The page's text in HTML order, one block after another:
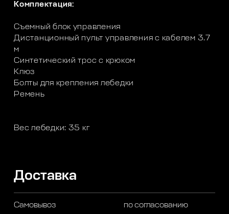
Комплектация:
Съемный блок управления
Дистанционный пульт управления с кабелем 3.7
м
Синтетический трос с крюком
Клюз
Болты для крепления лебедки
Ремень
Вес лебедки: 35 кг
Доставка
Самовывоз по согласованию